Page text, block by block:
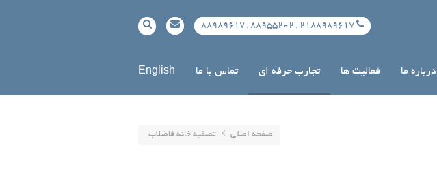
درباره ما فعالیت ها تجارب حرفه ای تماس با ما English
2188989617 , 88955202 , 88989617
صفحه اصلی تصفیه خانه فاضلاب